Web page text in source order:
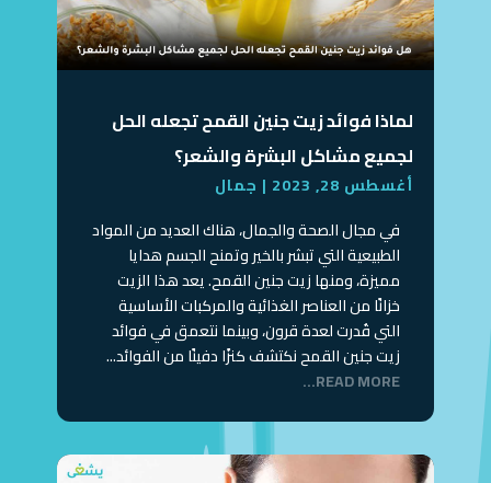
لماذا فوائد زيت جنين القمح تجعله الحل
لجميع مشاكل البشرة والشعر؟
أغسطس 28, 2023 | جمال
في مجال الصحة والجمال، هناك العديد من المواد
الطبيعية التي تبشر بالخير وتمنح الجسم هدايا
مميزة، ومنها زيت جنين القمح. يعد هذا الزيت
خزانًا من العناصر الغذائية والمركبات الأساسية
التي قُدرت لعدة قرون، وبينما نتعمق في فوائد
زيت جنين القمح نكتشف كنزًا دفينًا من الفوائد...
READ MORE...